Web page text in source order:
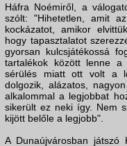
Háfra Noémiről, a
szólt: "Hihetetlen, amit
kockázatot, amikor
hogy tapasztalatot
gyorsan kulcsjátékossá
tartalékok között lenne
sérülés miatt ott volt a
dolgozik, alázatos,
alkalommal a legjobbat
sikerült ez neki így. Nem
kijött belőle a legjobb".
A Dunaújvárosban